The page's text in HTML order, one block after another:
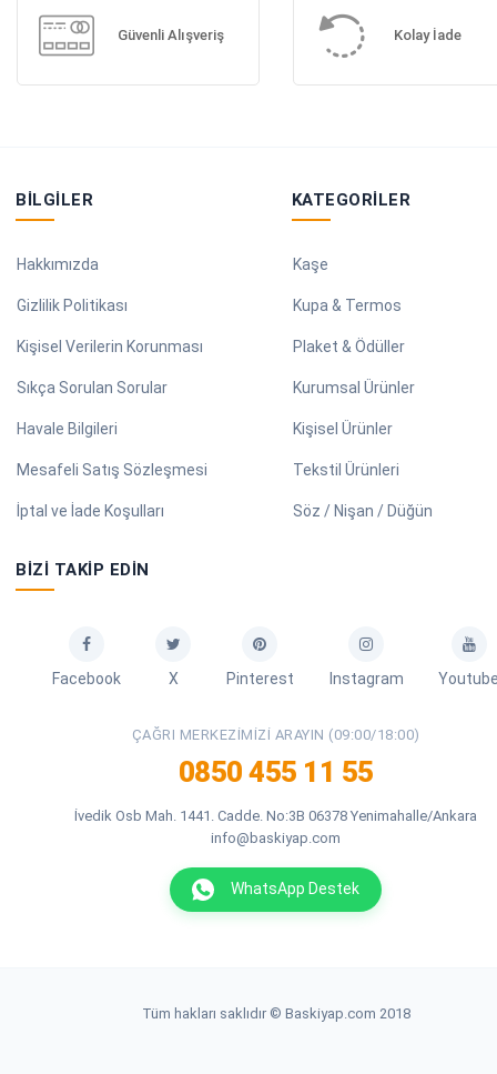
Güvenli Alışveriş Kolay İade
BILGILER
Hakkımızda
Gizlilik Politikası
Kişisel Verilerin Korunması
Sıkça Sorulan Sorular
Havale Bilgileri
Mesafeli Satış Sözleşmesi
İptal ve İade Koşulları
KATEGORILER
Kaşe
Kupa & Termos
Plaket & Ödüller
Kurumsal Ürünler
Kişisel Ürünler
Tekstil Ürünleri
Söz / Nişan / Düğün
BIZI TAKIP EDIN
Facebook X Pinterest Instagram
ÇAĞRI MERKEZIMIZI ARAYIN (09:00/18:00)
0850 455 11 55
İvedik Osb Mah. 1441. Cadde. No:3B 06378 Yenimahalle/Ankara
info@baskiyap.com
WhatsApp Destek
Tüm hakları saklıdır © Baskiyap.com 2018